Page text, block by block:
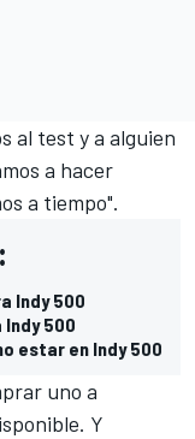
al test y a alguien
a hacer
a tiempo".
Indy 500
500
estar en Indy 500
uno a
Y